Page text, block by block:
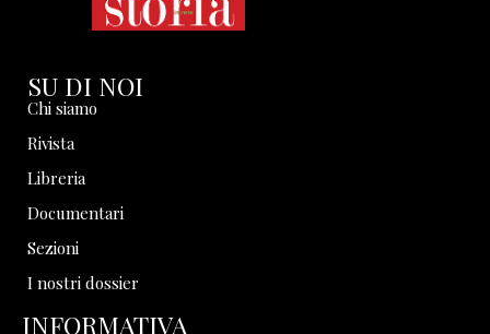
SU DI NOI
Chi siamo
Rivista
Libreria
Documentari
Sezioni
I nostri dossier
INFORMATIVA